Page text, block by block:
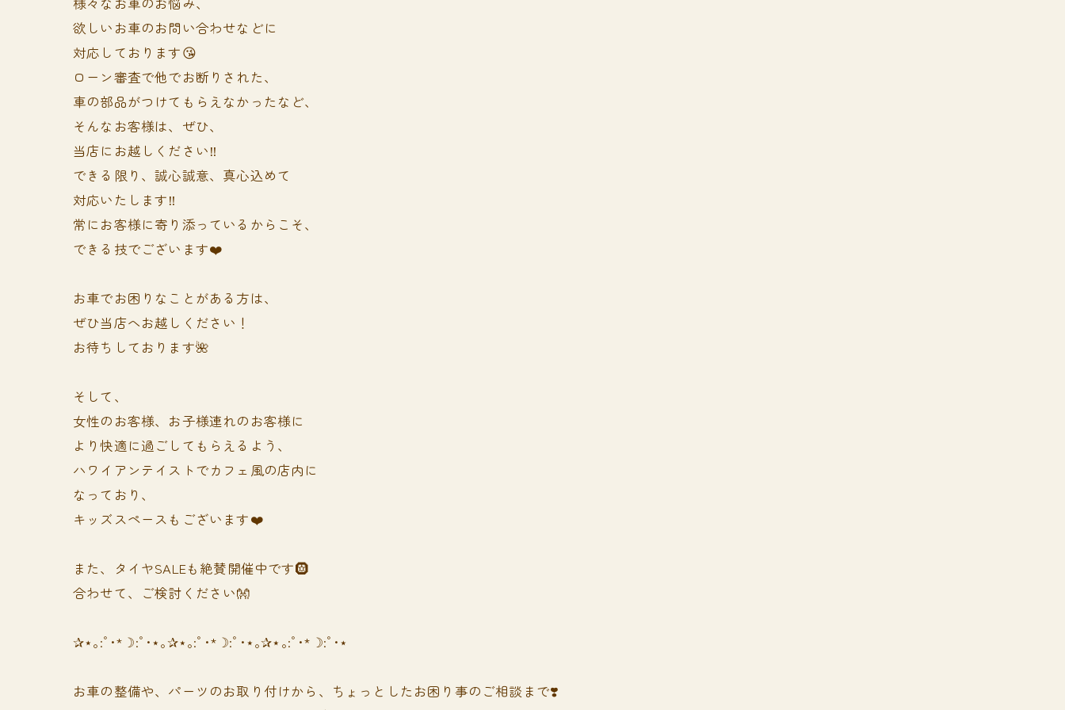
欲しいお車のお問い合わせなどに
対応しております😘
ローン審査で他でお断りされた、
車の部品がつけてもらえなかったなど、
そんなお客様は、ぜひ、
当店にお越しください‼️
できる限り、誠心誠意、真心込めて
対応いたします‼️
常にお客様に寄り添っているからこそ、
できる技でございます❤️
お車でお困りなことがある方は、
ぜひ当店へお越しください！
お待ちしております🌺
そして、
女性のお客様、お子様連れのお客様に
より快適に過ごしてもらえるよう、
ハワイアンテイストでカフェ風の店内に
なっており、
キッズスペースもございます❤️
また、タイヤSALEも絶賛開催中です🛞
合わせて、ご検討ください👐
✰⋆｡:ﾟ･*☽:ﾟ･⋆｡✰⋆｡:ﾟ･*☽:ﾟ･⋆｡✰⋆｡:ﾟ･*☽:ﾟ･⋆
お車の整備や、パーツのお取り付けから、ちょっとしたお困り事のご相談まで❣️